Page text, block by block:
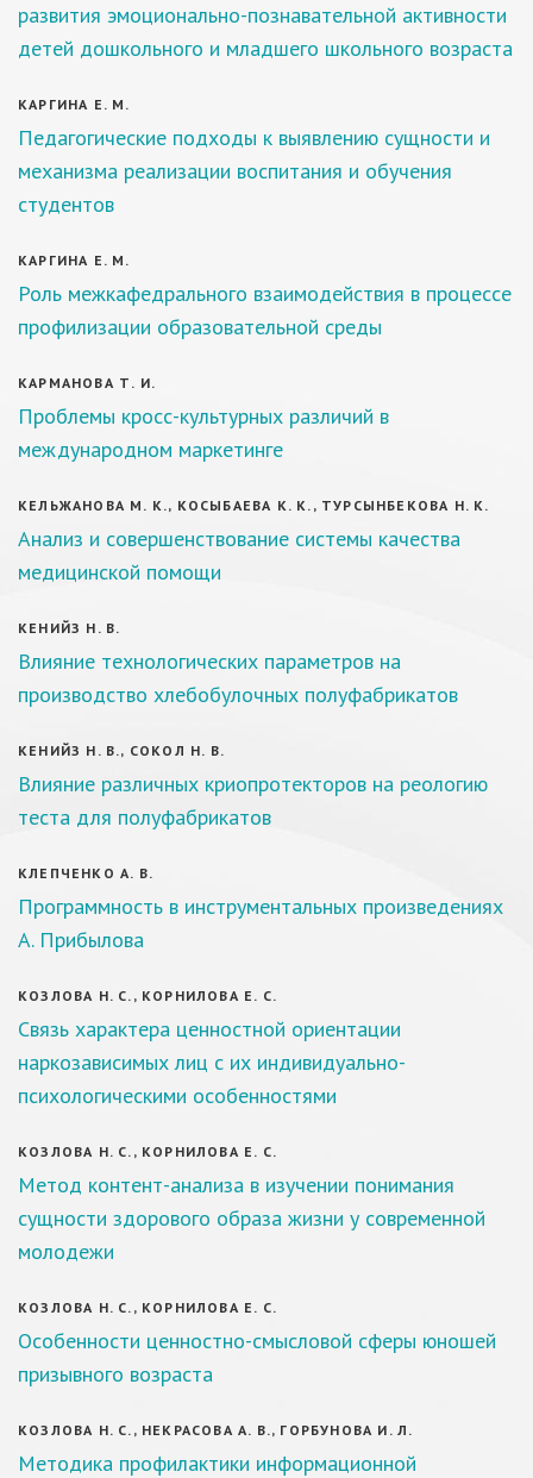
развития эмоционально-познавательной активности
детей дошкольного и младшего школьного возраста
КАРГИНА Е. М.
Педагогические подходы к выявлению сущности и
механизма реализации воспитания и обучения
студентов
КАРГИНА Е. М.
Роль межкафедрального взаимодействия в процессе
профилизации образовательной среды
КАРМАНОВА Т. И.
Проблемы кросс-культурных различий в
международном маркетинге
КЕЛЬЖАНОВА М. К., КОСЫБАЕВА К. К., ТУРСЫНБЕКОВА Н. К.
Анализ и совершенствование системы качества
медицинской помощи
КЕНИЙЗ Н. В.
Влияние технологических параметров на
производство хлебобулочных полуфабрикатов
КЕНИЙЗ Н. В., СОКОЛ Н. В.
Влияние различных криопротекторов на реологию
теста для полуфабрикатов
КЛЕПЧЕНКО А. В.
Программность в инструментальных произведениях
А. Прибылова
КОЗЛОВА Н. С., КОРНИЛОВА Е. С.
Связь характера ценностной ориентации
наркозависимых лиц с их индивидуально-
психологическими особенностями
КОЗЛОВА Н. С., КОРНИЛОВА Е. С.
Метод контент-анализа в изучении понимания
сущности здорового образа жизни у современной
молодежи
КОЗЛОВА Н. С., КОРНИЛОВА Е. С.
Особенности ценностно-смысловой сферы юношей
призывного возраста
КОЗЛОВА Н. С., НЕКРАСОВА А. В., ГОРБУНОВА И. Л.
Методика профилактики информационной